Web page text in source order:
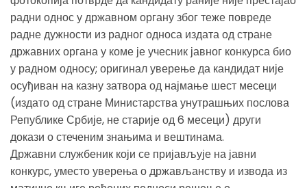
радни однос у државном органу због теже повреде
радне дужности из радног односа издата од стране
државних органа у коме је учесник јавног конкурса био
у радном односу; оригинал уверење да кандидат није
осуђиван на казну затвора од најмање шест месеци
(издато од стране Министарства унутрашњих послова
Републике Србије, не старије од 6 месеци) други
докази о стеченим знањима и вештинама.
Државни службеник који се пријављује на јавни
конкурс, уместо уверења о држављанству и извода из